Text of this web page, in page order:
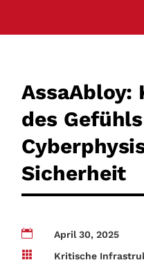
AssaAbloy:
des
Sicherheit

April 30, 2025

Kritische